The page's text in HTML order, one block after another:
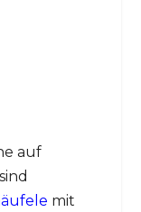
auf
mit